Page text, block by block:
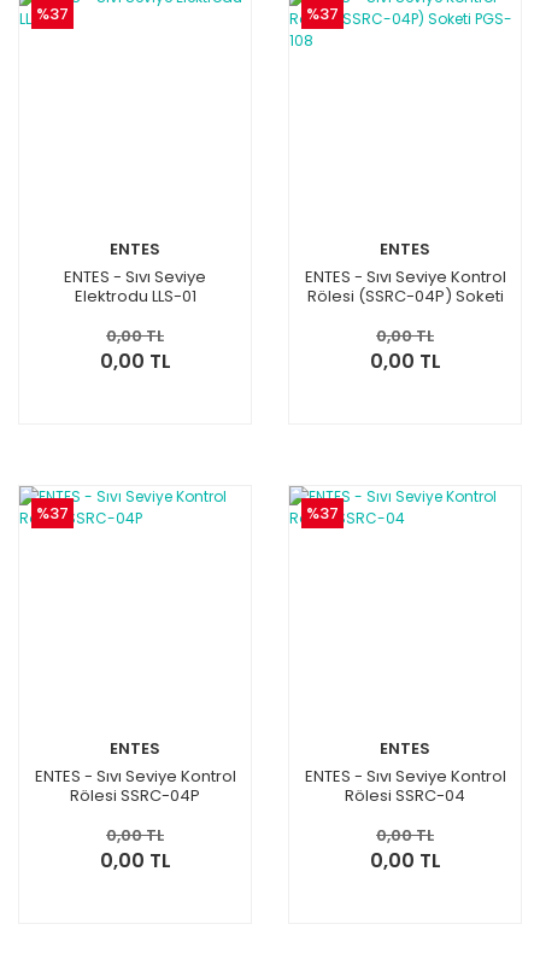
%37
ENTES
ENTES - Sıvı Seviye
Elektrodu LLS-01
0,00 TL
0,00 TL
%37
ENTES
ENTES - Sıvı Seviye Kontrol
Rölesi (SSRC-04P) Soketi
0,00 TL
0,00 TL
%37
ENTES
ENTES - Sıvı Seviye Kontrol
Rölesi SSRC-04P
0,00 TL
0,00 TL
%37
ENTES
ENTES - Sıvı Seviye Kontrol
Rölesi SSRC-04
0,00 TL
0,00 TL